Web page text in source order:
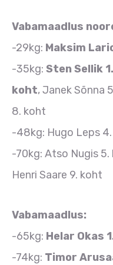
Vabamaadlus
-29kg: Maksim
-35kg: Sten Sellik
koht, Janek Sõnna
8. koht
-48kg: Hugo Leps
-70kg: Atso Nugis
Henri Saare 9. koht
Vabamaadlus:
-65kg: Helar Okas
-74kg: Timor